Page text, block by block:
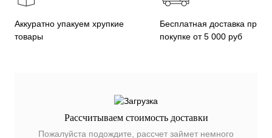
Аккуратно упакуем хрупкие
товары
Бесплатная доставка при
покупке от 5 000 руб
Рассчитываем стоимость доставки
Пожалуйста подождите, рассчет займет немного